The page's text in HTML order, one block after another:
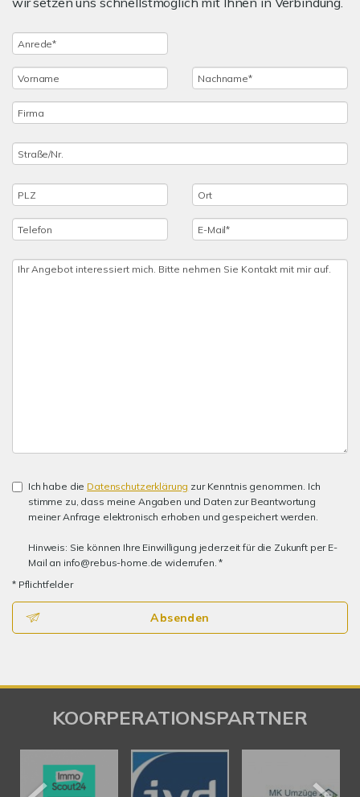
Ich habe die Datenschutzerklärung zur Kenntnis genommen. Ich
stimme zu, dass meine Angaben und Daten zur Beantwortung
meiner Anfrage elektronisch erhoben und gespeichert werden.
Hinweis: Sie können Ihre Einwilligung jederzeit für die Zukunft per E-
Mail an info@rebus-home.de widerrufen. *
* Pflichtfelder
Absenden
KOORPERATIONSPARTNER